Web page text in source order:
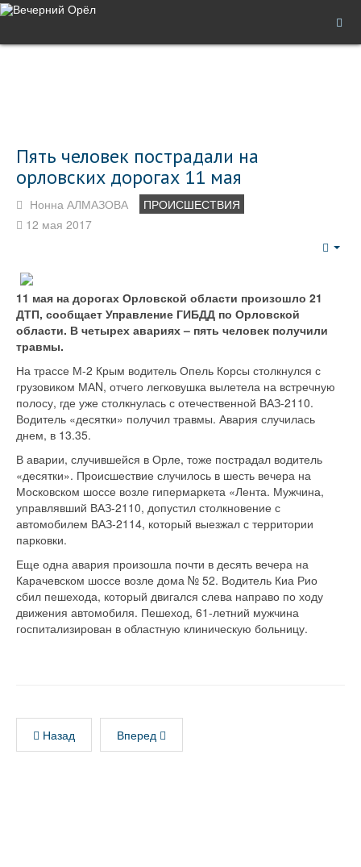
Пять человек пострадали на
орловских дорогах 11 мая
Нонна АЛМАЗОВА
ПРОИСШЕСТВИЯ
12 мая 2017
11 мая на дорогах Орловской области произошло 21
ДТП, сообщает Управление ГИБДД по Орловской
области. В четырех авариях – пять человек получили
травмы.
На трассе М-2 Крым водитель Опель Корсы столкнулся с
грузовиком МАN, отчего легковушка вылетела на встречную
полосу, где уже столкнулась с отечественной ВАЗ-2110.
Водитель «десятки» получил травмы. Авария случилась
днем, в 13.35.
В аварии, случившейся в Орле, тоже пострадал водитель
«десятки». Происшествие случилось в шесть вечера на
Московском шоссе возле гипермаркета «Лента. Мужчина,
управлявший ВАЗ-2110, допустил столкновение с
автомобилем ВАЗ-2114, который выезжал с территории
парковки.
Еще одна авария произошла почти в десять вечера на
Карачевском шоссе возле дома № 52. Водитель Киа Рио
сбил пешехода, который двигался слева направо по ходу
движения автомобиля. Пешеход, 61-летний мужчина
госпитализирован в областную клиническую больницу.
Назад Вперед